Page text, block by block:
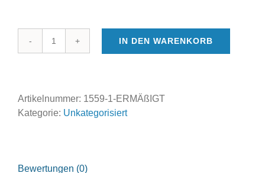
Ermäßigt
IN DEN WARENKORB
Artikelnummer: 1559-1-ERMÄßIGT
Kategorie: Unkategorisiert
Bewertungen (0)